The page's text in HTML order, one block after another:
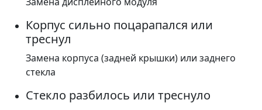
Корпус сильно поцарапался или
треснул
Замена корпуса (задней крышки) или заднего
стекла
Стекло разбилось или треснуло